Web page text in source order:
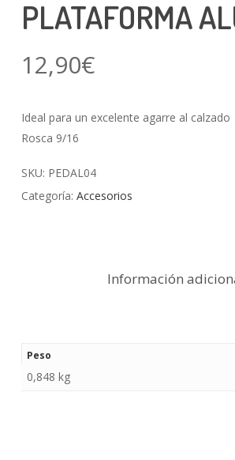
PLATAFORMA
12,90€
Ideal para un excelente agarre al calzado
Rosca 9/16
SKU: PEDAL04
Categoría: Accesorios
Información
Peso
0,848 kg